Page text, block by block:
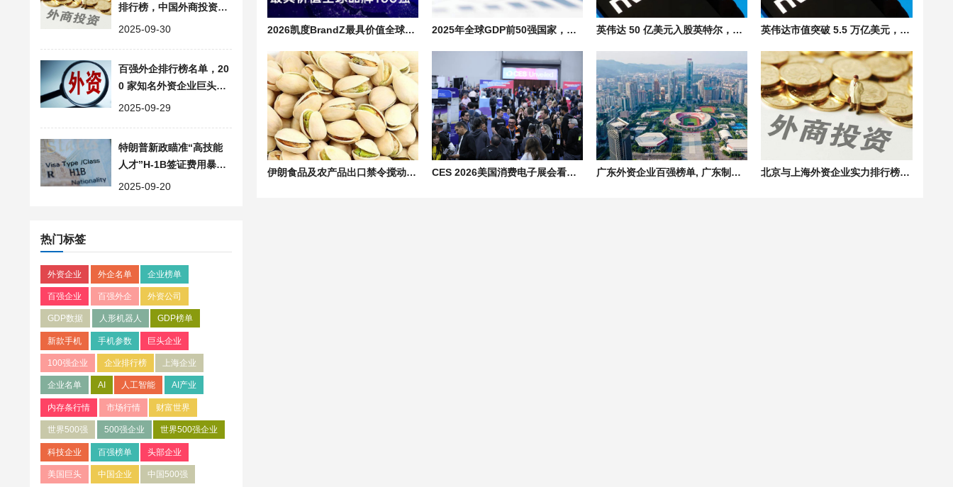
排行榜，中国外商投资百
强企业深度分析
2025-09-30
百强外企排行榜名单，20
0 家知名外资企业巨头的
中国布局
2025-09-29
特朗普新政瞄准“高技能
人才”H-1B签证费用暴涨
至 10 万美元，科技巨头
2025-09-20
热门标签
外资企业 外企名单 企业榜单
百强企业 百强外企 外资公司
GDP数据 人形机器人 GDP榜单
新款手机 手机参数 巨头企业
100强企业 企业排行榜 上海企业
企业名单 AI 人工智能 AI产业
内存条行情 市场行情 财富世界
世界500强 500强企业 世界500强企业
科技企业 百强榜单 头部企业
美国巨头 中国企业 中国500强
2026凯度BrandZ最具价值全球品牌100强排行榜单, 世界知名企业名录 2025年全球GDP前50强国家，世界各国内生产总值排名榜单与主要产业分布 英伟达 50 亿美元入股英特尔，双方携手进军 AI 市场 英伟达市值突破 5.5 万亿美元，超越德国2025年GDP，登顶全球企业之巅
伊朗食品及农产品出口禁令搅动全球市场，中亚与中国新疆迎替代机遇​ CES 2026美国消费电子展会看点: AI算力, 机器人, 无人驾驶, 智能家居科技盛宴 广东外资企业百强榜单, 广东制造、能源、零售行业外企名单 北京与上海外资企业实力排行榜，中国外商投资百强企业深度分析